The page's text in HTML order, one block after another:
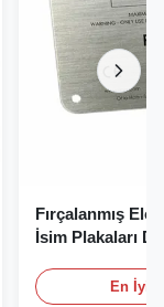
Fırçalanmış
İsim Plakaları
En İyi